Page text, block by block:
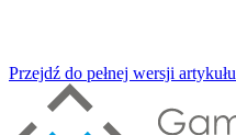
Przejdź do pełnej wersji artykułu